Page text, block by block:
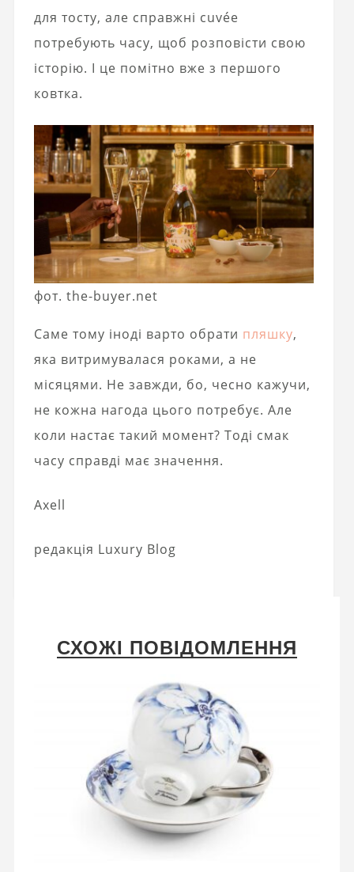
для тосту, але справжні cuvée
потребують часу, щоб розповісти свою
історію. І це помітно вже з першого
ковтка.
фот. the-buyer.net
Саме тому іноді варто обрати пляшку,
яка витримувалася роками, а не
місяцями. Не завжди, бо, чесно кажучи,
не кожна нагода цього потребує. Але
коли настає такий момент? Тоді смак
часу справді має значення.
Axell
редакція Luxury Blog
СХОЖІ ПОВІДОМЛЕННЯ